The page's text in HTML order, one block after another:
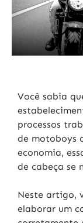
Você sabia
processos
de motoboys
economia,
de cabeça se
Neste artigo,
elaborar um